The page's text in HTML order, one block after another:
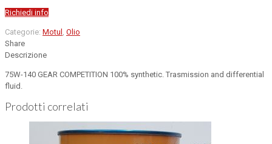
Richiedi info
Categorie: Motul
Olio
Share
Descrizione
75W-140 GEAR COMPETITION 100% synthetic. Trasmission and differential
fluid.
Prodotti correlati